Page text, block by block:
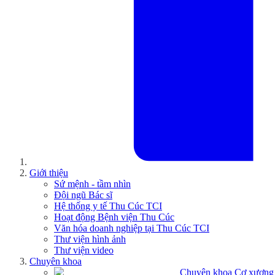
Giới thiệu
Sứ mệnh - tầm nhìn
Đội ngũ Bác sĩ
Hệ thống y tế Thu Cúc TCI
Hoạt động Bệnh viện Thu Cúc
Văn hóa doanh nghiệp tại Thu Cúc TCI
Thư viện hình ảnh
Thư viện video
Chuyên khoa
Chuyên khoa Cơ